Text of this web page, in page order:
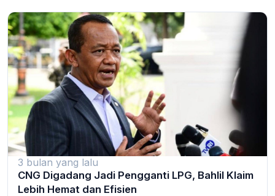
3 bulan yang lalu
CNG Digadang Jadi Pengganti LPG, Bahlil Klaim
Lebih Hemat dan Efisien